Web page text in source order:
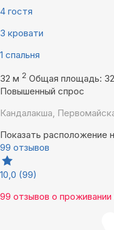
4 гостя
3 кровати
1 спальня
32 м 2 Общая площадь:
Повышенный спрос
Кандалакша,
Показать расположение
99 отзывов
10,0 (99)
99 отзывов о